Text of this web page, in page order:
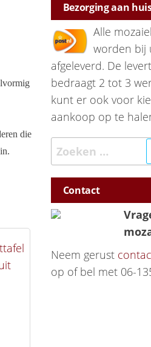
die
Bezorging aan
Alle
worden bij
afgeleverd. De
bedraagt 2 tot 3
kunt er ook voor
aankoop op te
Zoeken naar:
Contact
Neem gerust
op of bel met 06-